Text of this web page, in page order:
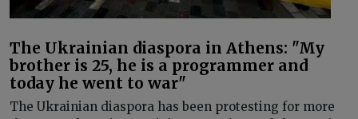
The Ukrainian diaspora in Athens: "My
brother is 25, he is a programmer and
today he went to war"
The Ukrainian diaspora has been protesting for more